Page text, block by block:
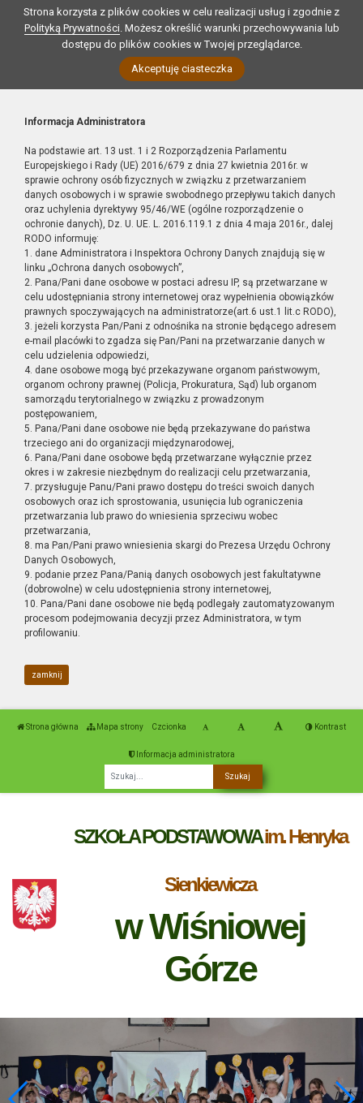
Strona korzysta z plików cookies w celu realizacji usług i zgodnie z
Polityką Prywatności. Możesz określić warunki przechowywania lub
dostępu do plików cookies w Twojej przeglądarce.
Akceptuję ciasteczka
Informacja Administratora
Na podstawie art. 13 ust. 1 i 2 Rozporządzenia Parlamentu
Europejskiego i Rady (UE) 2016/679 z dnia 27 kwietnia 2016r. w
sprawie ochrony osób fizycznych w związku z przetwarzaniem
danych osobowych i w sprawie swobodnego przepływu takich danych
oraz uchylenia dyrektywy 95/46/WE (ogólne rozporządzenie o
ochronie danych), Dz. U. UE. L. 2016.119.1 z dnia 4 maja 2016r., dalej
RODO informuję:
1. dane Administratora i Inspektora Ochrony Danych znajdują się w
linku „Ochrona danych osobowych”,
2. Pana/Pani dane osobowe w postaci adresu IP, są przetwarzane w
celu udostępniania strony internetowej oraz wypełnienia obowiązków
prawnych spoczywających na administratorze(art.6 ust.1 lit.c RODO),
3. jeżeli korzysta Pan/Pani z odnośnika na stronie będącego adresem
e-mail placówki to zgadza się Pan/Pani na przetwarzanie danych w
celu udzielenia odpowiedzi,
4. dane osobowe mogą być przekazywane organom państwowym,
organom ochrony prawnej (Policja, Prokuratura, Sąd) lub organom
samorządu terytorialnego w związku z prowadzonym
postępowaniem,
5. Pana/Pani dane osobowe nie będą przekazywane do państwa
trzeciego ani do organizacji międzynarodowej,
6. Pana/Pani dane osobowe będą przetwarzane wyłącznie przez
okres i w zakresie niezbędnym do realizacji celu przetwarzania,
7. przysługuje Panu/Pani prawo dostępu do treści swoich danych
osobowych oraz ich sprostowania, usunięcia lub ograniczenia
przetwarzania lub prawo do wniesienia sprzeciwu wobec
przetwarzania,
8. ma Pan/Pani prawo wniesienia skargi do Prezesa Urzędu Ochrony
Danych Osobowych,
9. podanie przez Pana/Panią danych osobowych jest fakultatywne
(dobrowolne) w celu udostępnienia strony internetowej,
10. Pana/Pani dane osobowe nie będą podlegały zautomatyzowanym
procesom podejmowania decyzji przez Administratora, w tym
profilowaniu.
zamknij
Strona główna Mapa strony Czcionka Kontrast
Informacja administratora
SZKOŁA PODSTAWOWAim. Henryka
Sienkiewicza
w Wiśniowej
Górze